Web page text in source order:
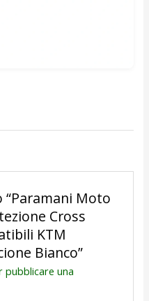
“Paramani Moto
Cross
KTM
Bianco”
pubblicare una